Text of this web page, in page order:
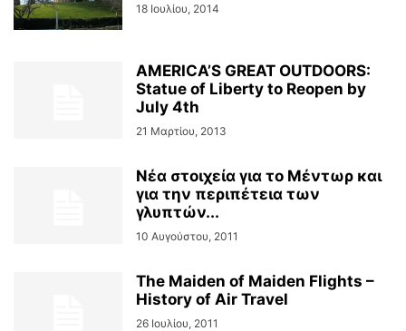
18 Ιουλίου, 2014
AMERICA’S GREAT OUTDOORS:
Statue of Liberty to Reopen by
July 4th
21 Μαρτίου, 2013
Νέα στοιχεία για το Μέντωρ και
για την περιπέτεια των
γλυπτών...
10 Αυγούστου, 2011
The Maiden of Maiden Flights –
History of Air Travel
26 Ιουλίου, 2011